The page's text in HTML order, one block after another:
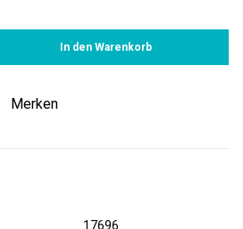
In den Warenkorb
Merken
17696